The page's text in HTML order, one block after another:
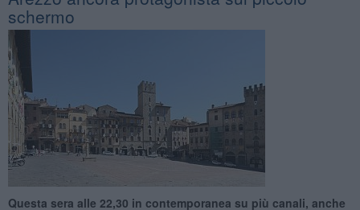
schermo
Questa sera alle 22,30 in contemporanea su più canali, anche